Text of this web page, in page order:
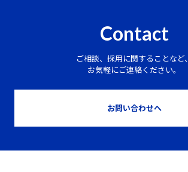
Contact
ご相談、採用に関することなど、
お気軽にご連絡ください。
お問い合わせへ